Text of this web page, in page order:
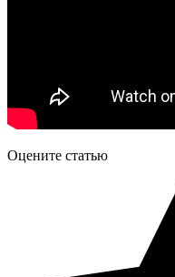
Оцените статью